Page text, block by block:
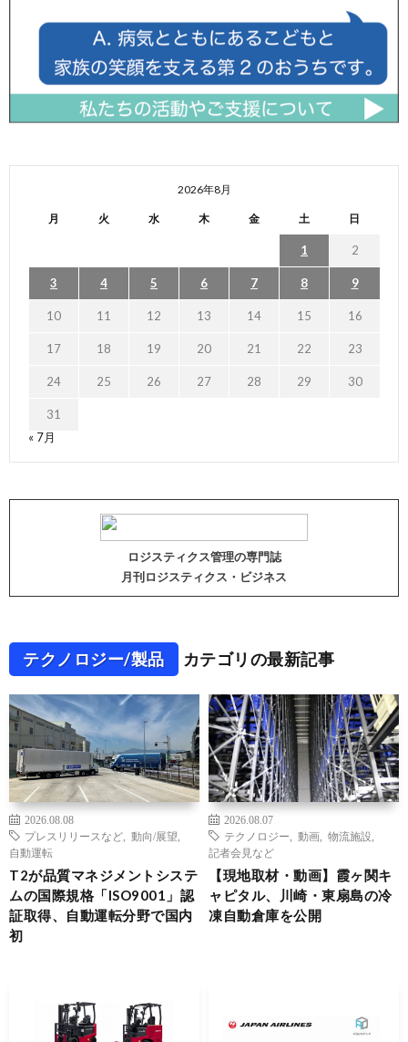
2026年8月
月 火 水 木 金 土 日
1 2
3 4 5 6 7 8 9
10 11 12 13 14 15 16
17 18 19 20 21 22 23
24 25 26 27 28 29 30
31
« 7月
ロジスティクス管理の専門誌
月刊ロジスティクス・ビジネス
テクノロジー/製品 カテゴリの最新記事
2026.08.08
プレスリリースなど
動向/展望
自動運転
T2が品質マネジメントシステ
ムの国際規格「ISO9001」認
証取得、自動運転分野で国内
初
2026.08.07
テクノロジー
動画 物流施設
記者会見など
【現地取材・動画】霞ヶ関キ
ャピタル、川崎・東扇島の冷
凍自動倉庫を公開